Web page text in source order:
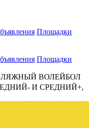
Площадки
Площадки
ВОЛЕЙБОЛ
И СРЕДНИЙ+,